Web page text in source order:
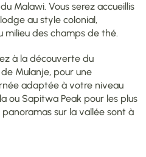
Malawi. Vous serez accueillis
au style colonial,
milieu des champs de thé.
à la découverte du
Mulanje, pour une
adaptée à votre niveau
ou Sapitwa Peak pour les plus
sur la vallée sont à